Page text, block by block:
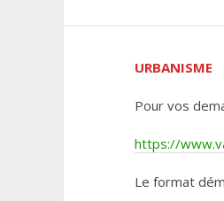
URBANISME
Pour vos
https://
Le format